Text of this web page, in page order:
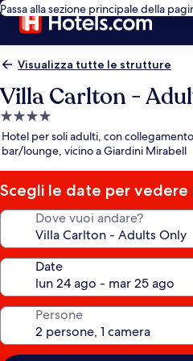
Passa alla sezione principale della
Visualizza tutte le strutture
Villa Carlton -
Struttura
a
4.0
stelle
Hotel per soli adulti, con
bar/lounge, vicino a Giardini Mirabell
Scegli le date per vedere
Dove vuoi andare?
Date
Persone